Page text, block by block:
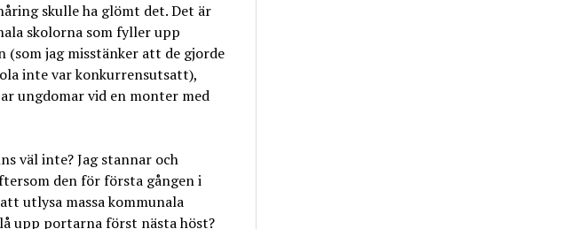
skulle ha glömt det. Det är
skolorna som fyller upp
jag misstänker att de gjorde
inte var konkurrensutsatt),
ungdomar vid en monter med
väl inte? Jag stannar och
den för första gången i
utlysa massa kommunala
upp portarna först nästa höst?